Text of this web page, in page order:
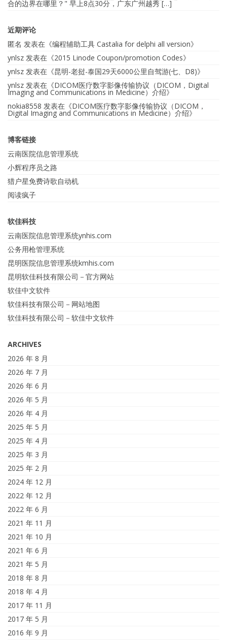
合的边界在哪里？" 早上8点30分，广东广州越秀 […]
近期评论
匿名 发表在《编程辅助工具 Castalia for delphi all version》
ynlsz 发表在《2015 Linode Coupon/promotion Codes》
ynlsz 发表在《昆明-老挝-泰国29天6000公里自驾游(七、D8)》
ynlsz 发表在《DICOM医疗数字影像传输协议（DICOM，Digital
Imaging and Communications in Medicine）介绍》
nokia8558 发表在《DICOM医疗数字影像传输协议（DICOM，
Digital Imaging and Communications in Medicine）介绍》
博客链接
云南医院信息管理系统
小辉程序员之路
猎户星免费诗歌自动机
阅读疯子
软佳科技
云南医院信息管理系统ynhis.com
公务用枪管理系统
昆明医院信息管理系统kmhis.com
昆明软佳科技有限公司－官方网站
软佳中文软件
软佳科技有限公司－网站地图
软佳科技有限公司－软佳中文软件
ARCHIVES
2026 年 8 月
2026 年 7 月
2026 年 6 月
2026 年 5 月
2026 年 4 月
2025 年 5 月
2025 年 4 月
2025 年 3 月
2025 年 2 月
2024 年 12 月
2022 年 12 月
2022 年 6 月
2021 年 11 月
2021 年 10 月
2021 年 6 月
2021 年 5 月
2018 年 8 月
2018 年 4 月
2017 年 11 月
2017 年 5 月
2016 年 9 月